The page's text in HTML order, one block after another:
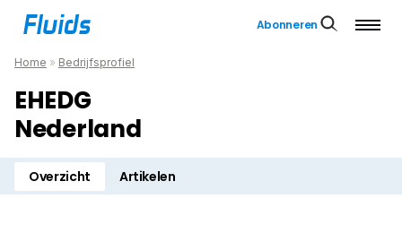
Abonneren
Home » Bedrijfsprofiel
EHEDG
Nederland
Overzicht Artikelen